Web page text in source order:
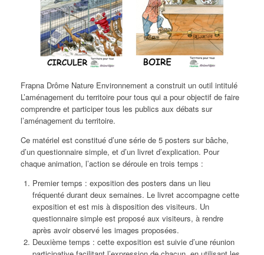
Frapna Drôme Nature Environnement a construit un outil intitulé
L’aménagement du territoire pour tous qui a pour objectif de faire
comprendre et participer tous les publics aux débats sur
l’aménagement du territoire.
Ce matériel est constitué d’une série de 5 posters sur bâche,
d’un questionnaire simple, et d’un livret d’explication. Pour
chaque animation, l’action se déroule en trois temps :
Premier temps : exposition des posters dans un lieu
fréquenté durant deux semaines. Le livret accompagne cette
exposition et est mis à disposition des visiteurs. Un
questionnaire simple est proposé aux visiteurs, à rendre
après avoir observé les images proposées.
Deuxième temps : cette exposition est suivie d’une réunion